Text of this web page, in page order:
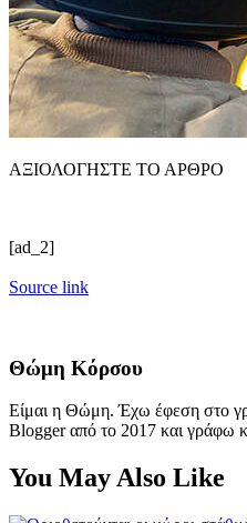
ΑΞΙΟΛΟΓΗΣΤΕ ΤΟ ΑΡΘΡΟ
[ad_2]
Source link
Θώμη Κόρσου
Είμαι η Θώμη. Έχω έφεση στο
Blogger από το 2017 και γράφω
You May Also Like